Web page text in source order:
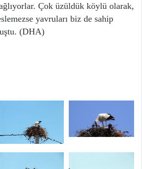
Çok üzüldük köylü olarak,
yavruları biz de sahip
(DHA)